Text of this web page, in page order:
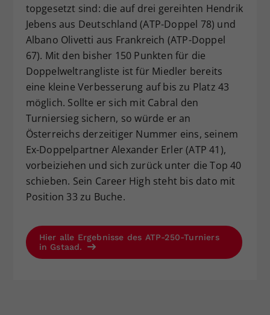
topgesetzt sind: die auf drei gereihten Hendrik
Jebens aus Deutschland (ATP-Doppel 78) und
Albano Olivetti aus Frankreich (ATP-Doppel
67). Mit den bisher 150 Punkten für die
Doppelweltrangliste ist für Miedler bereits
eine kleine Verbesserung auf bis zu Platz 43
möglich. Sollte er sich mit Cabral den
Turniersieg sichern, so würde er an
Österreichs derzeitiger Nummer eins, seinem
Ex-Doppelpartner Alexander Erler (ATP 41),
vorbeiziehen und sich zurück unter die Top 40
schieben. Sein Career High steht bis dato mit
Position 33 zu Buche.
Hier alle Ergebnisse des ATP-250-Turniers
in Gstaad.